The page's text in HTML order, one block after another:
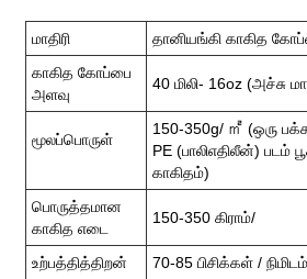
மாதிரி
தானியங்கி காகித
காகித கோப்பை
அளவு
40 மிலி- 16oz (அச்சு
மூலப்பொருள்
150-350g/ ㎡ (ஒரு
PE (பாலிஎதிலீன்) படம்
காகிதம்)
பொருத்தமான
காகித எடை
150-350 கிராம்/
உற்பத்தித்திறன்
70-85 பிசிக்கள் / நிமிடம்